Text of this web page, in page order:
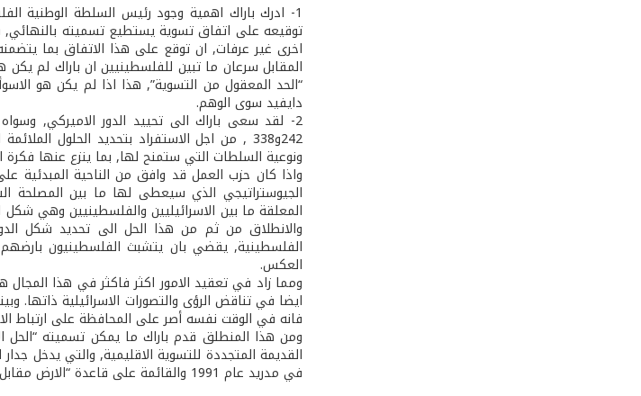
1-­ ادرك باراك اهمية وجود رئيس السلطة الوطنية
توقيعه على اتفاق تسوية يستطيع تسميته
اخرى غير عرفات, ان توقع على هذا الاتفاق بما
المقابل سرعان ما تبين للفلسطينيين ان باراك لم
“الحد المعقول من التسوية”, هذا اذا لم يكن هو
دايفيد سوى الوهم.
2- ­لقد سعى باراك الى تحييد الدور الاميركي, وسواه
242و338 , من اجل الاستفراد بتحديد الحلول
ونوعية السلطات التي ستمنح لها, بما ينزع عنها
واذا كان حزب العمل قد وافق من الناحية المبدئية
الجيوستراتيجي الذي سيعطى لها ما بين المصلحة
المعلقة ما بين الاسرائيليين والفلسطينيين وهي
والانطلاق من ثم من هذا الحل الى تحديد شكل
الفلسطينية, يقضي بان يتشبث الفلسطينيون
العكس.
ومما زاد في تعقيد الامور اكثر فاكثر في هذا
ايضا في تناقض الرؤى والتصورات الاسرائيلية
فانه في الوقت نفسه أصر على المحافظة على ارتباط
ومن هذا المنطلق قدم باراك ما يمكن تسميته “الحل
القديمة المتجددة للتسوية الاقليمية, والتي يدخل
في مدريد عام 1991 والقائمة على قاعدة “الارض مقابل السلام” ومرجعية القرارات الدولية المعنية بالقضية الفلسطينية وفي مقدمتها القرار 242 .